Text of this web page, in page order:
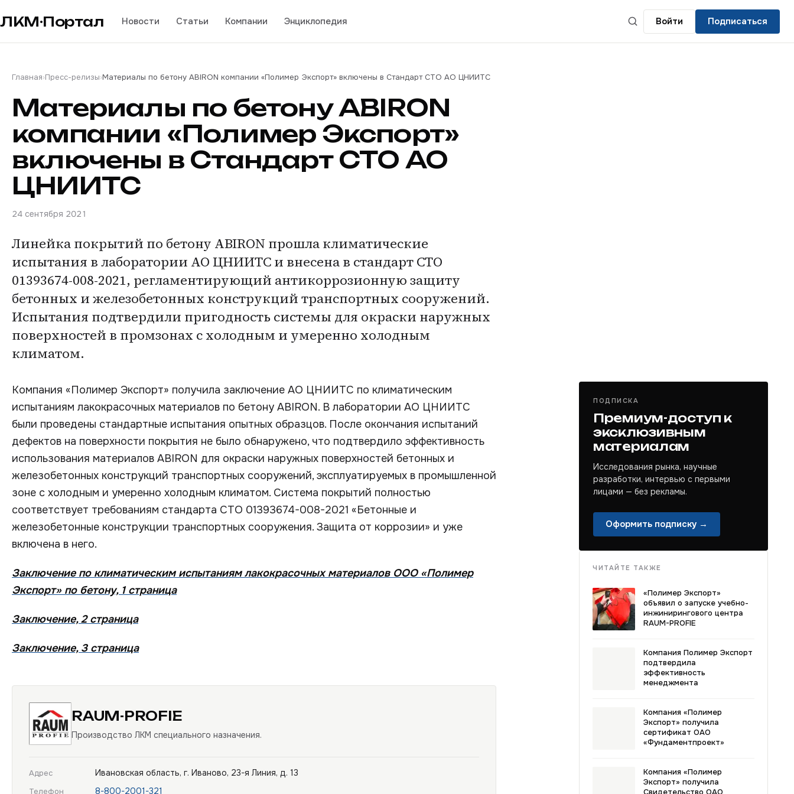
ЛКМ·Портал Новости Статьи Компании Энциклопедия Войти Подписаться
Главная›Пресс-релизы›Материалы по бетону ABIRON компании «Полимер Экспорт» включены в Стандарт СТО АО ЦНИИТС
Материалы по бетону ABIRON
компании «Полимер Экспорт»
включены в Стандарт СТО АО
ЦНИИТС
24 сентября 2021
Линейка покрытий по бетону ABIRON прошла климатические
испытания в лаборатории АО ЦНИИТС и внесена в стандарт СТО
01393674-008-2021, регламентирующий антикоррозионную защиту
бетонных и железобетонных конструкций транспортных сооружений.
Испытания подтвердили пригодность системы для окраски наружных
поверхностей в промзонах с холодным и умеренно холодным
климатом.
Компания «Полимер Экспорт» получила заключение АО ЦНИИТС по климатическим
испытаниям лакокрасочных материалов по бетону ABIRON. В лаборатории АО ЦНИИТС
были проведены стандартные испытания опытных образцов. После окончания испытаний
дефектов на поверхности покрытия не было обнаружено, что подтвердило эффективность
использования материалов ABIRON для окраски наружных поверхностей бетонных и
железобетонных конструкций транспортных сооружений, эксплуатируемых в промышленной
зоне с холодным и умеренно холодным климатом. Система покрытий полностью
соответствует требованиям стандарта СТО 01393674-008-2021 «Бетонные и
железобетонные конструкции транспортных сооружения. Защита от коррозии» и уже
включена в него.
Заключение по климатическим испытаниям лакокрасочных материалов ООО «Полимер
Экспорт» по бетону, 1 страница
Заключение, 2 страница
Заключение, 3 страница
RAUM-PROFIE
Производство ЛКМ специального назначения.
Адрес Ивановская область, г. Иваново, 23-я Линия, д. 13
Телефон 8-800-2001-321
ПОДПИСКА
Премиум-доступ к
эксклюзивным
материалам
Исследования рынка, научные
разработки, интервью с первыми
лицами — без рекламы.
Оформить подписку →
ЧИТАЙТЕ ТАКЖЕ
«Полимер Экспорт»
объявил о запуске учебно-
инжинирингового центра
RAUM-PROFIE
Компания Полимер Экспорт
подтвердила
эффективность
менеджмента
Компания «Полимер
Экспорт» получила
сертификат ОАО
«Фундаментпроект»
Компания «Полимер
Экспорт» получила
Свидетельство ОАО